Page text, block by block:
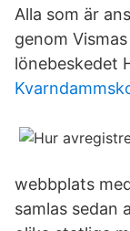
Alla som är
genom
lönebeskedet
webbplats
samlas sedan